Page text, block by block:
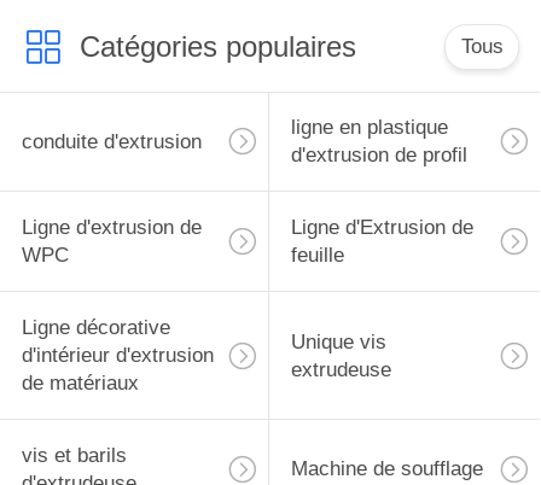
Catégories populaires Tous
conduite d'extrusion
ligne en plastique
d'extrusion de profil
Ligne d'extrusion de
WPC
Ligne d'Extrusion de
feuille
Ligne décorative
d'intérieur d'extrusion
de matériaux
Unique vis
extrudeuse
vis et barils
Machine de soufflage